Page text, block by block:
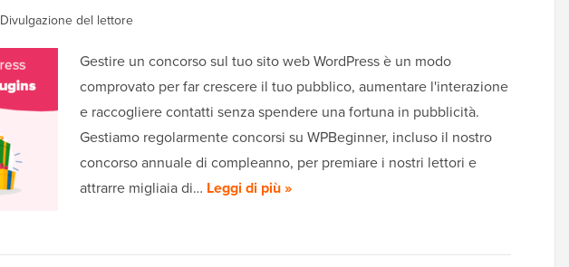
Divulgazione del lettore
Gestire un concorso sul tuo sito web WordPress è un modo
comprovato per far crescere il tuo pubblico, aumentare l'interazione
e raccogliere contatti senza spendere una fortuna in pubblicità.
Gestiamo regolarmente concorsi su WPBeginner, incluso il nostro
concorso annuale di compleanno, per premiare i nostri lettori e
attrarre migliaia di… Leggi di più »